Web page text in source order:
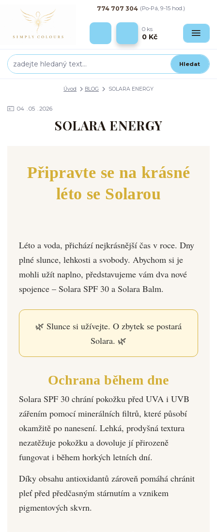
Hledat
774 707 304 (Po-Pá, 9-15 hod.)
0 ks
0 Kč
Úvod BLOG SOLARA ENERGY
04 05 2026
SOLARA ENERGY
Připravte se na krásné
léto se Solarou
Léto a voda, přichází nejkrásnější čas v roce. Dny
plné slunce, lehkosti a svobody. Abychom si je
mohli užít naplno, představujeme vám dva nové
spojence – Solara SPF 30 a Solara Balm.
🌿 Slunce si užívejte. O zbytek se postará
Solara. 🌿
Ochrana během dne
Solara SPF 30 chrání pokožku před UVA i UVB
zářením pomocí minerálních filtrů, které působí
okamžitě po nanesení. Lehká, prodyšná textura
nezatěžuje pokožku a dovoluje jí přirozeně
fungovat i během horkých letních dní.
Díky obsahu antioxidantů zároveň pomáhá chránit
pleť před předčasným stárnutím a vznikem
pigmentových skvrn.